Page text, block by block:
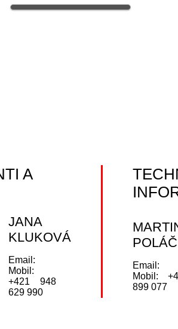
A
JANA
KLUKOVÁ
Email:
Mobil:
+421 948
629 990
Email:
Mobil:
899 077